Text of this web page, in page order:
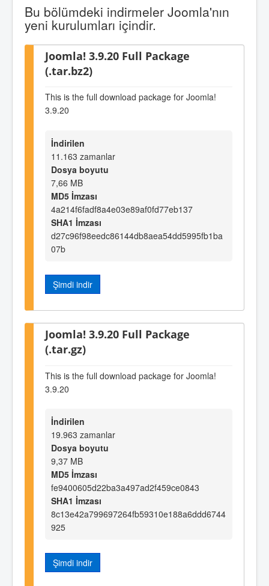
Bu bölümdeki indirmeler Joomla'nın
yeni kurulumları içindir.
Joomla! 3.9.20 Full Package
(.tar.bz2)
This is the full download package for Joomla!
3.9.20
İndirilen
11.163 zamanlar
Dosya boyutu
7,66 MB
MD5 İmzası
4a214f6fadf8a4e03e89af0fd77eb137
SHA1 İmzası
d27c96f98eedc86144db8aea54dd5995fb1ba
07b
Şimdi indir
Joomla! 3.9.20 Full Package
(.tar.gz)
This is the full download package for Joomla!
3.9.20
İndirilen
19.963 zamanlar
Dosya boyutu
9,37 MB
MD5 İmzası
fe9400605d22ba3a497ad2f459ce0843
SHA1 İmzası
8c13e42a799697264fb59310e188a6ddd6744
925
Şimdi indir